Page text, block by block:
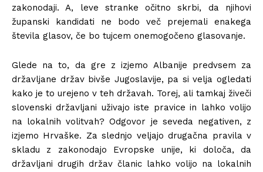
zakonodaji. A, leve stranke očitno skrbi, da njihovi
županski kandidati ne bodo več prejemali enakega
števila glasov, če bo tujcem onemogočeno glasovanje.
Glede na to, da gre z izjemo Albanije predvsem za
državljane držav bivše Jugoslavije, pa si velja ogledati
kako je to urejeno v teh državah. Torej, ali tamkaj živeči
slovenski državljani uživajo iste pravice in lahko volijo
na lokalnih volitvah? Odgovor je seveda negativen, z
izjemo Hrvaške. Za slednjo veljajo drugačna pravila v
skladu z zakonodajo Evropske unije, ki določa, da
državljani drugih držav članic lahko volijo na lokalnih